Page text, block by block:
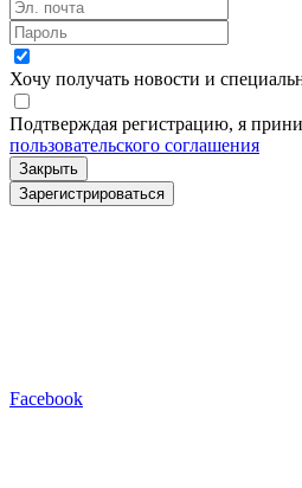
Хочу получать новости и
Подтверждая регистрацию, я
пользовательского соглашения
Закрыть
Зарегистрироваться
Facebook